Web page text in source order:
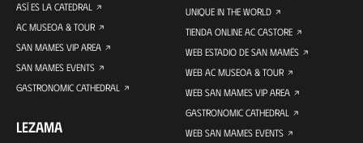
ASÍ ES LA CATEDRAL
AC MUSEOA & TOUR
SAN MAMES VIP AREA
SAN MAMES EVENTS
GASTRONOMIC CATHEDRAL
LEZAMA
UNIQUE IN THE WORLD
TIENDA ONLINE AC CASTORE
WEB ESTADIO DE SAN MAMÉS
WEB AC MUSEOA & TOUR
WEB SAN MAMES VIP AREA
GASTRONOMIC CATHEDRAL
WEB SAN MAMES EVENTS